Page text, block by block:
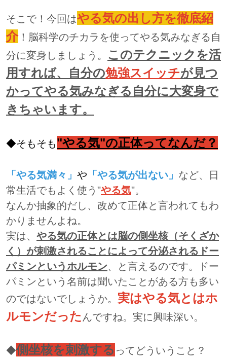
そこで！今回はやる気の出し方を徹底紹
介！脳科学のチカラを使ってやる気みなぎる自
分に変身しましょう。 このテクニックを活
用すれば、自分の勉強スイッチが見つ
かってやる気みなぎる自分に大変身で
きちゃいます。
◆そもそも"やる気"の正体ってなんだ？
「やる気満々」 や 「やる気が出ない」 など、日
常生活でもよく使う"やる気"。
なんか抽象的だし、改めて正体と言われてもわ
かりませんよね。
実は、 やる気の正体とは脳の側坐核（そくざか
く）が刺激されることによって分泌されるドー
パミンというホルモン、と言えるのです。ドー
パミンという名前は聞いたことがある方も多い
のではないでしょうか。 実はやる気とはホ
ルモンだった んですね。実に興味深い。
◆側坐核を刺激する ってどういうこと？